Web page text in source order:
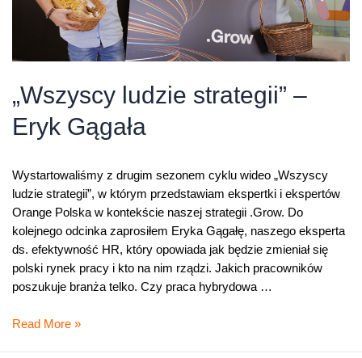
„Wszyscy ludzie strategii” –
Eryk Gągała
Wystartowaliśmy z drugim sezonem cyklu wideo „Wszyscy
ludzie strategii”, w którym przedstawiam ekspertki i ekspertów
Orange Polska w kontekście naszej strategii .Grow. Do
kolejnego odcinka zaprosiłem Eryka Gągałę, naszego eksperta
ds. efektywność HR, który opowiada jak będzie zmieniał się
polski rynek pracy i kto na nim rządzi. Jakich pracowników
poszukuje branża telko. Czy praca hybrydowa …
„Wszyscy
Read More »